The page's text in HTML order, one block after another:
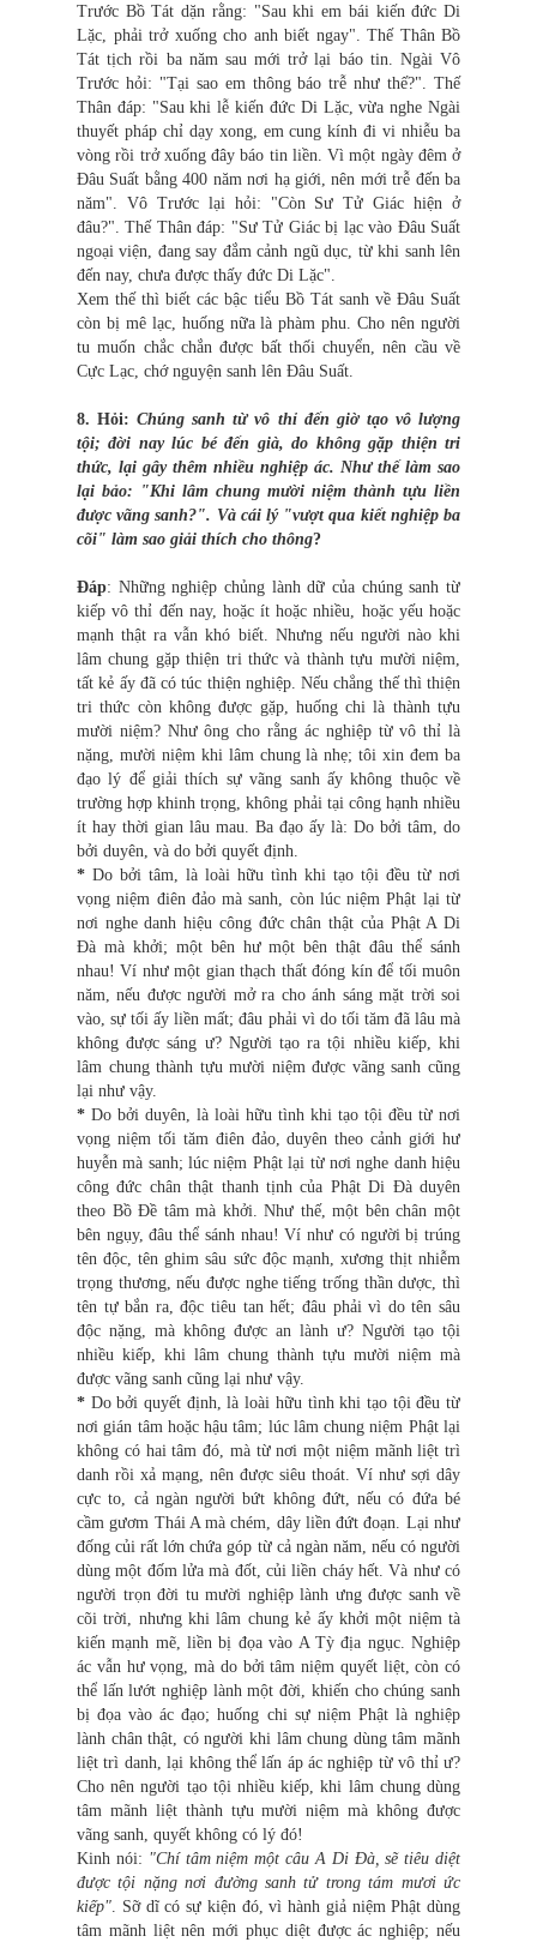
Trước Bồ Tát dặn rằng: "Sau khi em bái kiến đức Di
Lặc, phải trở xuống cho anh biết ngay". Thế Thân Bồ
Tát tịch rồi ba năm sau mới trở lại báo tin. Ngài Vô
Trước hỏi: "Tại sao em thông báo trễ như thế?". Thế
Thân đáp: "Sau khi lễ kiến đức Di Lặc, vừa nghe Ngài
thuyết pháp chỉ dạy xong, em cung kính đi vi nhiễu ba
vòng rồi trở xuống đây báo tin liền. Vì một ngày đêm ở
Đâu Suất bằng 400 năm nơi hạ giới, nên mới trễ đến ba
năm". Vô Trước lại hỏi: "Còn Sư Tử Giác hiện ở
đâu?". Thế Thân đáp: "Sư Tử Giác bị lạc vào Đâu Suất
ngoại viện, đang say đắm cảnh ngũ dục, từ khi sanh lên
đến nay, chưa được thấy đức Di Lặc".
Xem thế thì biết các bậc tiểu Bồ Tát sanh về Đâu Suất
còn bị mê lạc, huống nữa là phàm phu. Cho nên người
tu muốn chắc chắn được bất thối chuyển, nên cầu về
Cực Lạc, chớ nguyện sanh lên Đâu Suất.
8. Hỏi:Chúng sanh từ vô thỉ đến giờ tạo vô lượng
tội; đời nay lúc bé đến già, do không gặp thiện tri
thức, lại gây thêm nhiều nghiệp ác. Như thế làm sao
lại bảo: "Khi lâm chung mười niệm thành tựu liền
được vãng sanh?". Và cái lý "vượt qua kiết nghiệp ba
cõi" làm sao giải thích cho thông?
Đáp: Những nghiệp chủng lành dữ của chúng sanh từ
kiếp vô thỉ đến nay, hoặc ít hoặc nhiều, hoặc yếu hoặc
mạnh thật ra vẫn khó biết. Nhưng nếu người nào khi
lâm chung gặp thiện tri thức và thành tựu mười niệm,
tất kẻ ấy đã có túc thiện nghiệp. Nếu chẳng thế thì thiện
tri thức còn không được gặp, huống chi là thành tựu
mười niệm? Như ông cho rằng ác nghiệp từ vô thỉ là
nặng, mười niệm khi lâm chung là nhẹ; tôi xin đem ba
đạo lý để giải thích sự vãng sanh ấy không thuộc về
trường hợp khinh trọng, không phải tại công hạnh nhiều
ít hay thời gian lâu mau. Ba đạo ấy là: Do bởi tâm, do
bởi duyên, và do bởi quyết định.
* Do bởi tâm, là loài hữu tình khi tạo tội đều từ nơi
vọng niệm điên đảo mà sanh, còn lúc niệm Phật lại từ
nơi nghe danh hiệu công đức chân thật của Phật A Di
Đà mà khởi; một bên hư một bên thật đâu thể sánh
nhau! Ví như một gian thạch thất đóng kín để tối muôn
năm, nếu được người mở ra cho ánh sáng mặt trời soi
vào, sự tối ấy liền mất; đâu phải vì do tối tăm đã lâu mà
không được sáng ư? Người tạo ra tội nhiều kiếp, khi
lâm chung thành tựu mười niệm được vãng sanh cũng
lại như vậy.
* Do bởi duyên, là loài hữu tình khi tạo tội đều từ nơi
vọng niệm tối tăm điên đảo, duyên theo cảnh giới hư
huyễn mà sanh; lúc niệm Phật lại từ nơi nghe danh hiệu
công đức chân thật thanh tịnh của Phật Di Đà duyên
theo Bồ Đề tâm mà khởi. Như thế, một bên chân một
bên ngụy, đâu thể sánh nhau! Ví như có người bị trúng
tên độc, tên ghim sâu sức độc mạnh, xương thịt nhiễm
trọng thương, nếu được nghe tiếng trống thần dược, thì
tên tự bắn ra, độc tiêu tan hết; đâu phải vì do tên sâu
độc nặng, mà không được an lành ư? Người tạo tội
nhiều kiếp, khi lâm chung thành tựu mười niệm mà
được vãng sanh cũng lại như vậy.
* Do bởi quyết định, là loài hữu tình khi tạo tội đều từ
nơi gián tâm hoặc hậu tâm; lúc lâm chung niệm Phật lại
không có hai tâm đó, mà từ nơi một niệm mãnh liệt trì
danh rồi xả mạng, nên được siêu thoát. Ví như sợi dây
cực to, cả ngàn người bứt không đứt, nếu có đứa bé
cầm gươm Thái A mà chém, dây liền đứt đoạn. Lại như
đống củi rất lớn chứa góp từ cả ngàn năm, nếu có người
dùng một đốm lửa mà đốt, củi liền cháy hết. Và như có
người trọn đời tu mười nghiệp lành ưng được sanh về
cõi trời, nhưng khi lâm chung kẻ ấy khởi một niệm tà
kiến mạnh mẽ, liền bị đọa vào A Tỳ địa ngục. Nghiệp
ác vẫn hư vọng, mà do bởi tâm niệm quyết liệt, còn có
thể lấn lướt nghiệp lành một đời, khiến cho chúng sanh
bị đọa vào ác đạo; huống chi sự niệm Phật là nghiệp
lành chân thật, có người khi lâm chung dùng tâm mãnh
liệt trì danh, lại không thể lấn áp ác nghiệp từ vô thỉ ư?
Cho nên người tạo tội nhiều kiếp, khi lâm chung dùng
tâm mãnh liệt thành tựu mười niệm mà không được
vãng sanh, quyết không có lý đó!
Kinh nói: "Chí tâm niệm một câu A Di Đà, sẽ tiêu diệt
được tội nặng nơi đường sanh tử trong tám mươi ức
kiếp". Sỡ dĩ có sự kiện đó, vì hành giả niệm Phật dùng
tâm mãnh liệt nên mới phục diệt được ác nghiệp; nếu